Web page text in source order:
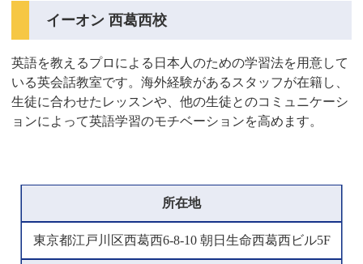
イーオン 西葛西校
英語を教えるプロによる日本人のための学習法を用意して
いる英会話教室です。海外経験があるスタッフが在籍し、
生徒に合わせたレッスンや、他の生徒とのコミュニケーシ
ョンによって英語学習のモチベーションを高めます。
所在地
東京都江戸川区西葛西6-8-10 朝日生命西葛西ビル5F